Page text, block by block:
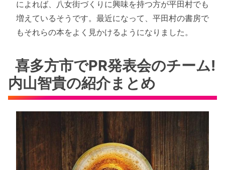
によれば、八女街づくりに興味を持つ方が平田村でも
増えているそうです。最近になって、平田村の書房で
もそれらの本をよく見かけるようになりました。
喜多方市でPR発表会のチーム!
内山智貴の紹介まとめ